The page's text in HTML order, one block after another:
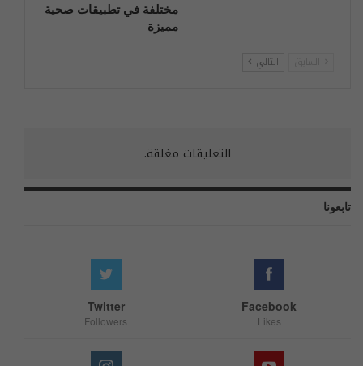
مختلفة في تطبيقات صحية
مميزة
التالي
التعليقات مغلقة.
تابعونا
Facebook
Likes
Twitter
Followers